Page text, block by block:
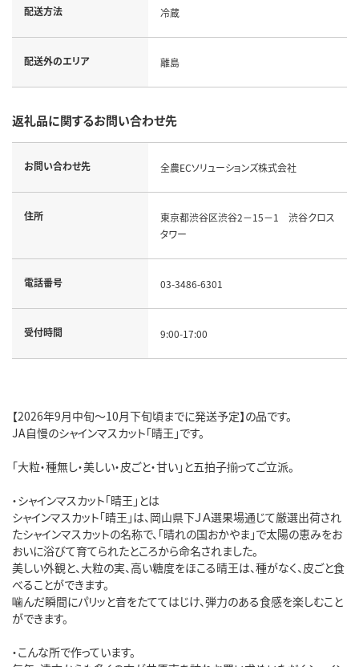
配送方法 冷蔵
配送外のエリア 離島
返礼品に関するお問い合わせ先
お問い合わせ先 全農ECソリューションズ株式会社
住所
東京都渋谷区渋谷2－15－1 渋谷クロス
タワー
電話番号 03-3486-6301
受付時間 9:00-17:00
【2026年9月中旬～10月下旬頃までに発送予定】の品です。
JA自慢のシャインマスカット「晴王」です。
「大粒・種無し・美しい・皮ごと・甘い」と五拍子揃ってご立派。
・シャインマスカット「晴王」とは
シャインマスカット「晴王」は、岡山県下ＪＡ選果場通じて厳選出荷され
たシャインマスカットの名称で、「晴れの国おかやま」で太陽の恵みをお
おいに浴びて育てられたところから命名されました。
美しい外観と、大粒の実、高い糖度をほこる晴王は、種がなく、皮ごと食
べることができます。
噛んだ瞬間にパリッと音をたててはじけ、弾力のある食感を楽しむこと
ができます。
・こんな所で作っています。